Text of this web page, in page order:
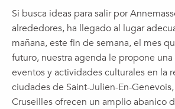
Si busca ideas para salir por
alrededores, ha llegado al lugar
mañana, este fin de semana, el mes
futuro, nuestra agenda le propone
eventos y actividades culturales en la
ciudades de Saint-Julien-En-
Cruseilles ofrecen un amplio abanico